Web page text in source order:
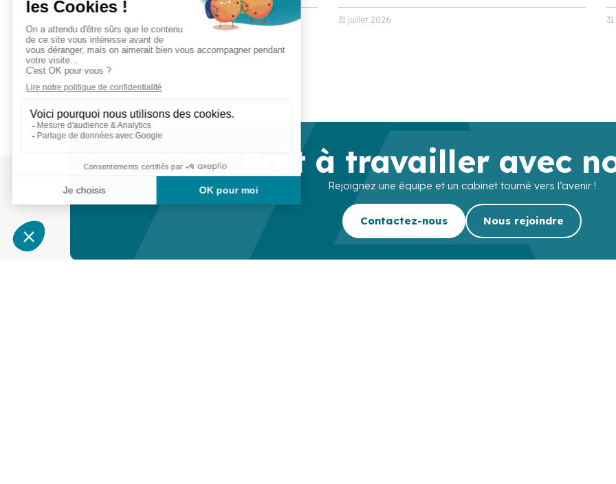
31 juillet 2026
Prêt à travailler avec
Rejoignez une équipe et un cabinet tourné vers l’avenir !
Contactez-nous Nous rejoindre